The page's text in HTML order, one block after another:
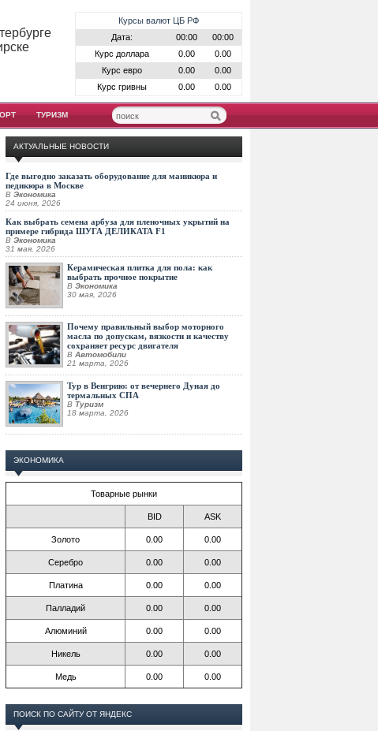
Курсы валют ЦБ РФ
Дата:
00:00
00:00
Курс доллара
0.00
0.00
Курс евро
0.00
0.00
Курс гривны
0.00 0.00
ТУРИЗМ
АКТУАЛЬНЫЕ НОВОСТИ
Где выгодно заказать оборудование для маникюра и
педикюра в Москве
В Экономика
24 июня, 2026
Как выбрать семена арбуза для пленочных укрытий на
примере гибрида ШУГА ДЕЛИКАТА F1
В Экономика
31 мая, 2026
Керамическая плитка для пола: как
выбрать прочное покрытие
В Экономика
30 мая, 2026
Почему правильный выбор моторного
масла по допускам, вязкости и качеству
сохраняет ресурс двигателя
В Автомобили
21 марта, 2026
Тур в Венгрию: от вечернего Дуная до
термальных СПА
В Туризм
18 марта, 2026
ЭКОНОМИКА
Товарные рынки
BID ASK
Золото 0.00 0.00
Серебро 0.00 0.00
Платина 0.00 0.00
Палладий 0.00 0.00
Алюминий 0.00 0.00
Никель 0.00 0.00
Медь 0.00 0.00
ПОИСК ПО САЙТУ ОТ ЯНДЕКС